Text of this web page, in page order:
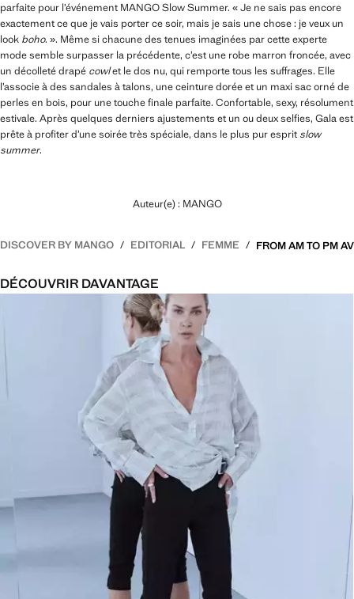
parfaite pour l’événement MANGO Slow Summer. « Je ne sais pas encore
exactement ce que je vais porter ce soir, mais je sais une chose : je veux un
look boho. ». Même si chacune des tenues imaginées par cette experte
mode semble surpasser la précédente, c’est une robe marron froncée, avec
un décolleté drapé cowlet le dos nu, qui remporte tous les suffrages. Elle
l’associe à des sandales à talons, une ceinture dorée et un maxi sac orné de
perles en bois, pour une touche finale parfaite. Confortable, sexy, résolument
estivale. Après quelques derniers ajustements et un ou deux selfies, Gala est
prête à profiter d’une soirée très spéciale, dans le plus pur espritslow
summer.
Auteur(e) : MANGO
DISCOVER BY MANGO EDITORIAL FEMME
DÉCOUVRIR DAVANTAGE